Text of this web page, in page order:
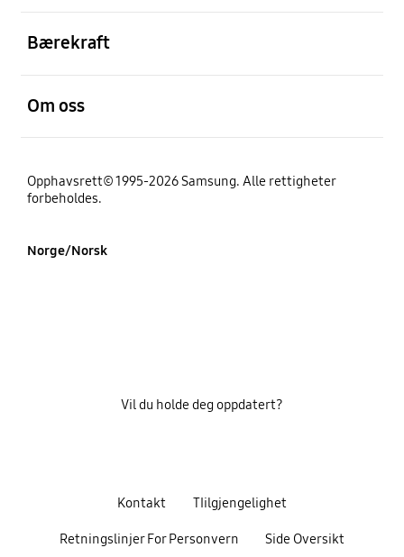
Bærekraft
Om oss
Opphavsrett© 1995-2026 Samsung. Alle rettigheter
forbeholdes.
Norge/Norsk
Kontakt TIilgjengelighet
Retningslinjer For Personvern Side Oversikt
Vil du holde deg oppdatert?